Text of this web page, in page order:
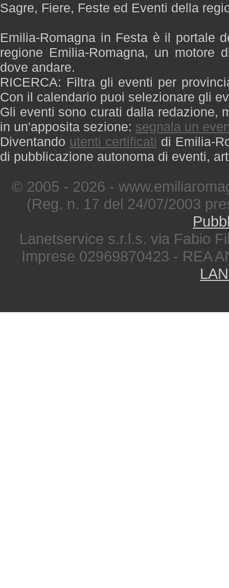
Sagre, Fiere, Feste ed Eventi della
Emilia-Romagna in Festa è il portale
regione Emilia-Romagna, un motore
dove andare.
RICERCA: Filtra gli eventi per
Con il calendario puoi selezionare gli
Gli eventi sono curati dalla redazione,
in un'apposita sezione: segnala un
Diventando utenti certificati di Emilia-
di pubblicazione autonoma di eventi,
© 2005 - 2026 -
(Reg. n. 17 del 24/07/2003
Lanetservice s.r.l.s. via Fabio
Imprese 02969870423 - REA